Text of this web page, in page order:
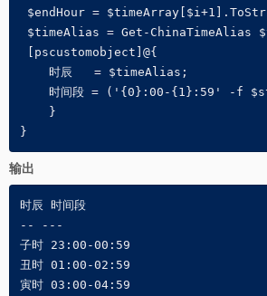
$endHour =
$timeAlias = Get-ChinaTimeAlias
[pscustomobject]@{
    时辰   = $timeAlias;
时间段 = ('{0}:00-{1}:59' -f
    }
}
输出
时辰 时间段
-- ---
子时 23:00-00:59
丑时 01:00-02:59
寅时 03:00-04:59